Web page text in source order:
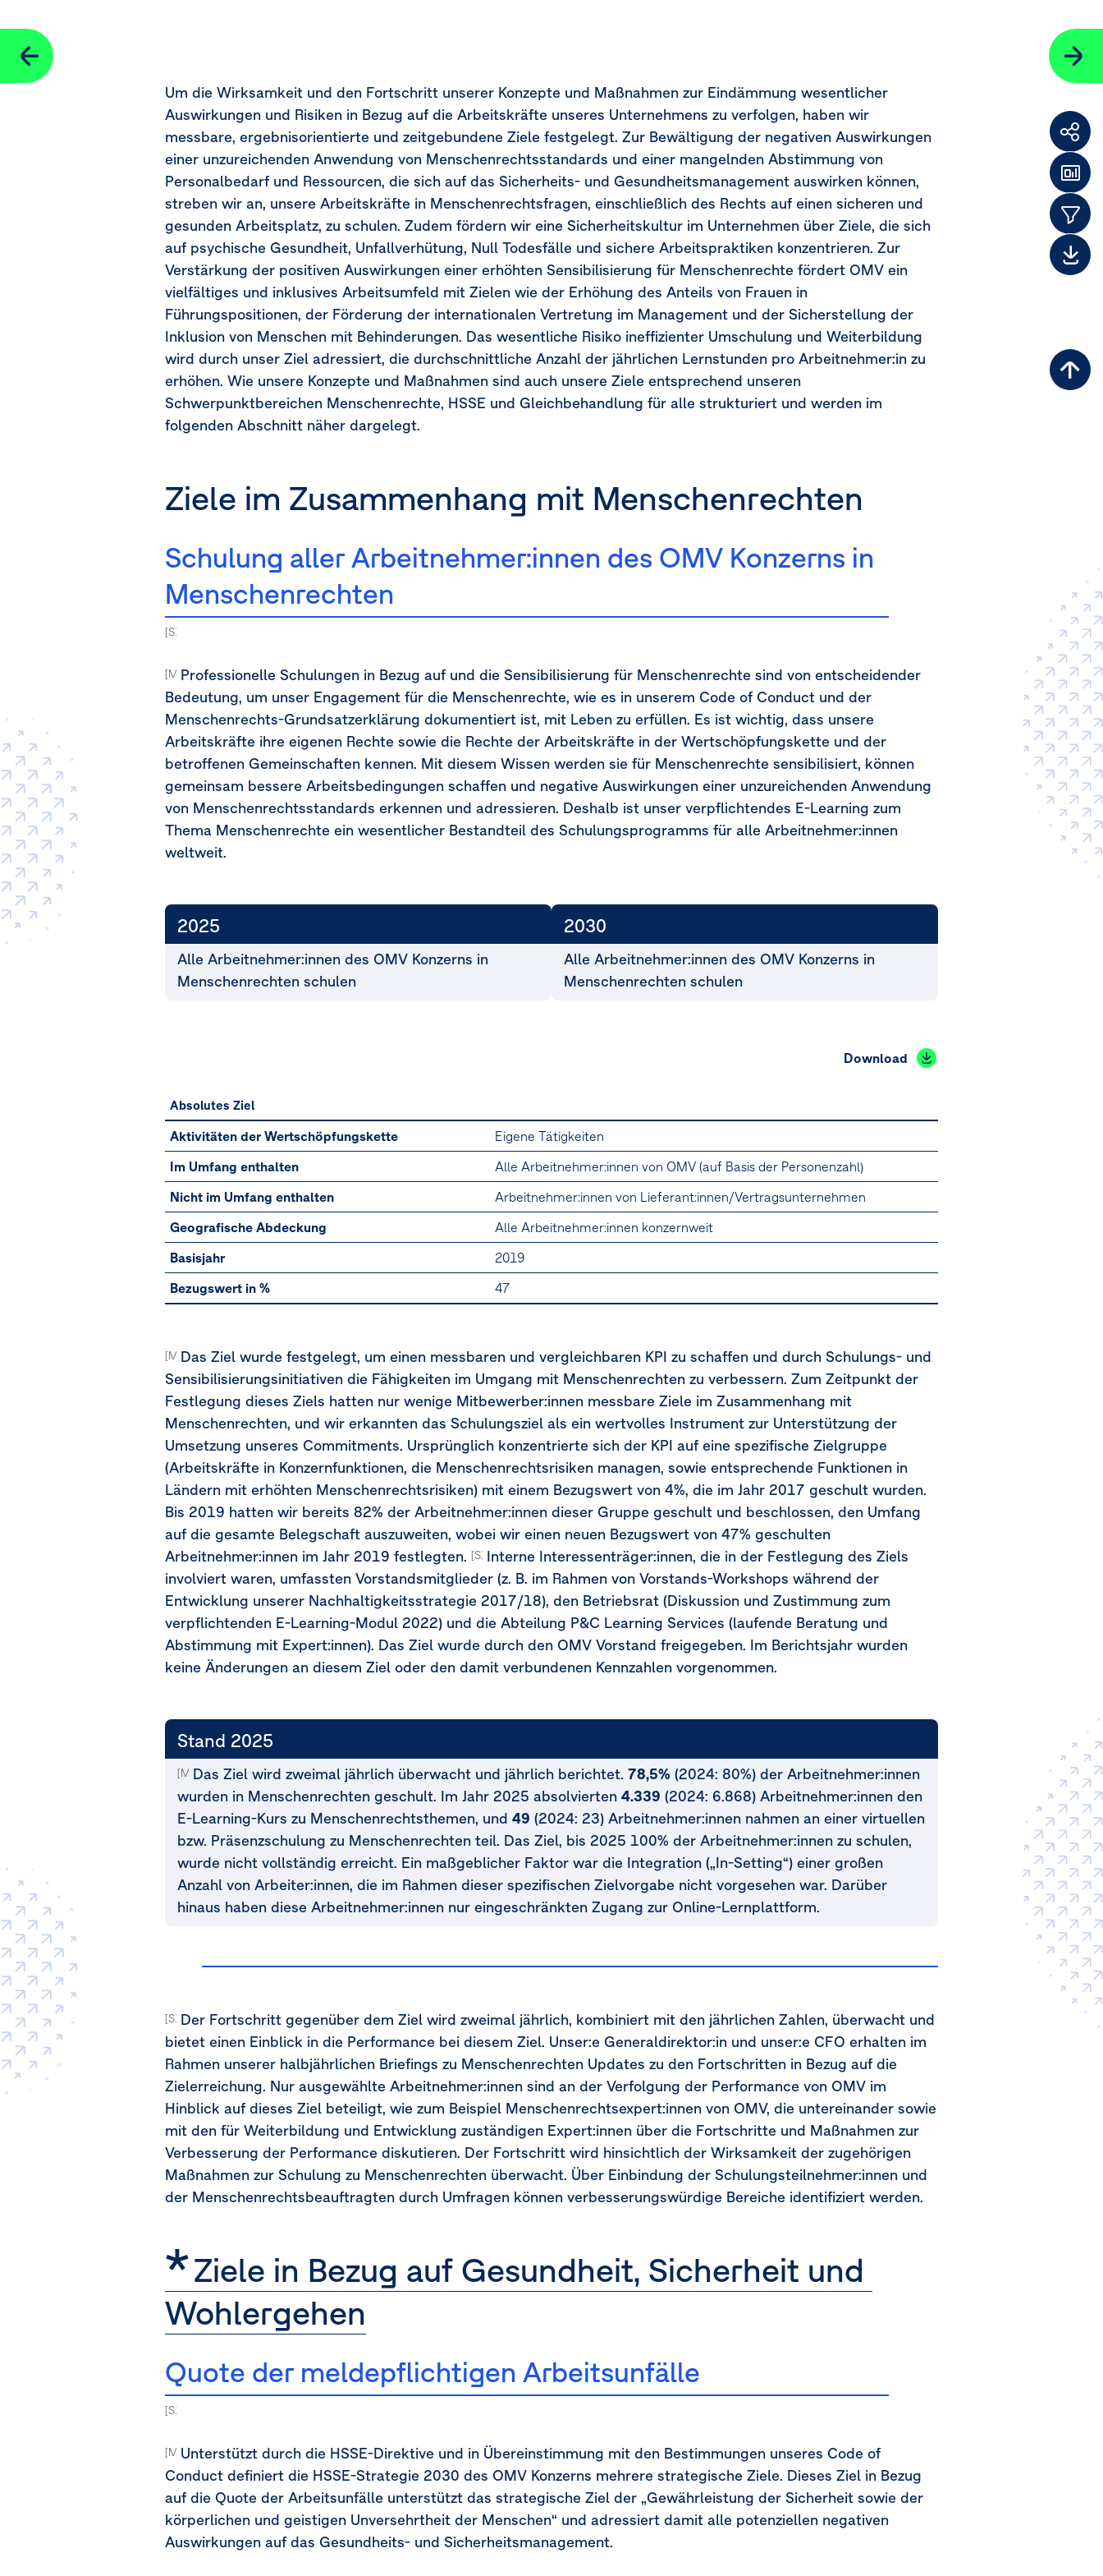
Soziale Absicherung
Menschen mit Behinderungen
Kennzahlen für Weiterbildung und Kompetenzentwicklung
Kennzahlen für Gesundheitsschutz und Sicherheit
Kennzahlen für die Vereinbarkeit von Berufs- und Privatleben
Vergütungskennzahlen (Verdienstunterschiede und Gesamtvergütung)
Vorfälle, Beschwerden und schwerwiegende Auswirkungen im Zusammenhang mit Menschenrechten
Seitennavigation
Um die Wirksamkeit und den Fortschritt unserer Konzepte und Maßnahmen zur Eindämmung wesentlicher
Auswirkungen und Risiken in Bezug auf die Arbeitskräfte unseres Unternehmens zu verfolgen, haben wir
messbare, ergebnisorientierte und zeitgebundene Ziele festgelegt. Zur Bewältigung der negativen Auswirkungen
einer unzureichenden Anwendung von Menschenrechtsstandards und einer mangelnden Abstimmung von
Personalbedarf und Ressourcen, die sich auf das Sicherheits- und Gesundheitsmanagement auswirken können,
streben wir an, unsere Arbeitskräfte in Menschenrechtsfragen, einschließlich des Rechts auf einen sicheren und
gesunden Arbeitsplatz, zu schulen. Zudem fördern wir eine Sicherheitskultur im Unternehmen über Ziele, die sich
auf psychische Gesundheit, Unfallverhütung, Null Todesfälle und sichere Arbeitspraktiken konzentrieren. Zur
Verstärkung der positiven Auswirkungen einer erhöhten Sensibilisierung für Menschenrechte fördert OMV ein
vielfältiges und inklusives Arbeitsumfeld mit Zielen wie der Erhöhung des Anteils von Frauen in
Führungspositionen, der Förderung der internationalen Vertretung im Management und der Sicherstellung der
Inklusion von Menschen mit Behinderungen. Das wesentliche Risiko ineffizienter Umschulung und Weiterbildung
wird durch unser Ziel adressiert, die durchschnittliche Anzahl der jährlichen Lernstunden pro Arbeitnehmer:in zu
erhöhen. Wie unsere Konzepte und Maßnahmen sind auch unsere Ziele entsprechend unseren
Schwerpunktbereichen Menschenrechte, HSSE und Gleichbehandlung für alle strukturiert und werden im
folgenden Abschnitt näher dargelegt.
Ziele im Zusammenhang mit Menschenrechten
Schulung aller Arbeitnehmer:innen des OMV Konzerns in
Menschenrechten
[S1-5.44a, 44b ] [MDR-T-80a-80j]
[MDR-T-80a]
Professionelle Schulungen in Bezug auf und die Sensibilisierung für Menschenrechte sind von entscheidender
Bedeutung, um unser Engagement für die Menschenrechte, wie es in unserem Code of Conduct und der
Menschenrechts-Grundsatzerklärung dokumentiert ist, mit Leben zu erfüllen. Es ist wichtig, dass unsere
Arbeitskräfte ihre eigenen Rechte sowie die Rechte der Arbeitskräfte in der Wertschöpfungskette und der
betroffenen Gemeinschaften kennen. Mit diesem Wissen werden sie für Menschenrechte sensibilisiert, können
gemeinsam bessere Arbeitsbedingungen schaffen und negative Auswirkungen einer unzureichenden Anwendung
von Menschenrechtsstandards erkennen und adressieren. Deshalb ist unser verpflichtendes E-Learning zum
Thema Menschenrechte ein wesentlicher Bestandteil des Schulungsprogramms für alle Arbeitnehmer:innen
weltweit.
2025
Alle Arbeitnehmer:innen des OMV Konzerns in
Menschenrechten schulen
2030
Alle Arbeitnehmer:innen des OMV Konzerns in
Menschenrechten schulen
Download
S1-
5
–
Absolutes
Ziel:
Schulung
aller
des
OMV
Konzerns
in
Menschenrechten
Absolutes Ziel
Aktivitäten der Wertschöpfungskette
Eigene Tätigkeiten
Im Umfang enthalten
Alle Arbeitnehmer:innen von OMV (auf Basis der Personenzahl)
Nicht im Umfang enthalten
Arbeitnehmer:innen von Lieferant:innen/Vertragsunternehmen
Geografische Abdeckung
Alle Arbeitnehmer:innen konzernweit
Basisjahr
2019
Bezugswert in %
47
[MDR-T-80f]
Das Ziel wurde festgelegt, um einen messbaren und vergleichbaren KPI zu schaffen und durch Schulungs- und
Sensibilisierungsinitiativen die Fähigkeiten im Umgang mit Menschenrechten zu verbessern. Zum Zeitpunkt der
Festlegung dieses Ziels hatten nur wenige Mitbewerber:innen messbare Ziele im Zusammenhang mit
Menschenrechten, und wir erkannten das Schulungsziel als ein wertvolles Instrument zur Unterstützung der
Umsetzung unseres Commitments. Ursprünglich konzentrierte sich der KPI auf eine spezifische Zielgruppe
(Arbeitskräfte in Konzernfunktionen, die Menschenrechtsrisiken managen, sowie entsprechende Funktionen in
Ländern mit erhöhten Menschenrechtsrisiken) mit einem Bezugswert von 4%, die im Jahr 2017 geschult wurden.
Bis 2019 hatten wir bereits 82% der Arbeitnehmer:innen dieser Gruppe geschult und beschlossen, den Umfang
auf die gesamte Belegschaft auszuweiten, wobei wir einen neuen Bezugswert von 47% geschulten
Arbeitnehmer:innen im Jahr 2019 festlegten. [S1-5.47a, MDR-T-80h, 80i]
Interne Interessenträger:innen, die in der Festlegung des Ziels
involviert waren, umfassten Vorstandsmitglieder (z. B. im Rahmen von Vorstands-Workshops während der
Entwicklung unserer Nachhaltigkeitsstrategie 2017/18), den Betriebsrat (Diskussion und Zustimmung zum
verpflichtenden E-Learning-Modul 2022) und die Abteilung P&C Learning Services (laufende Beratung und
Abstimmung mit Expert:innen). Das Ziel wurde durch den OMV Vorstand freigegeben. Im Berichtsjahr wurden
keine Änderungen an diesem Ziel oder den damit verbundenen Kennzahlen vorgenommen.
Stand 2025
[MDR-T-80j]
Das Ziel wird zweimal jährlich überwacht und jährlich berichtet. 78,5% (2024: 80%) der Arbeitnehmer:innen
wurden in Menschenrechten geschult. Im Jahr 2025 absolvierten 4.339 (2024: 6.868) Arbeitnehmer:innen den
E-Learning-Kurs zu Menschenrechtsthemen, und 49 (2024: 23) Arbeitnehmer:innen nahmen an einer virtuellen
bzw. Präsenzschulung zu Menschenrechten teil. Das Ziel, bis 2025 100% der Arbeitnehmer:innen zu schulen,
wurde nicht vollständig erreicht. Ein maßgeblicher Faktor war die Integration („In-Setting“) einer großen
Anzahl von Arbeiter:innen, die im Rahmen dieser spezifischen Zielvorgabe nicht vorgesehen war. Darüber
hinaus haben diese Arbeitnehmer:innen nur eingeschränkten Zugang zur Online-Lernplattform.
[S1-47b, 47c]
Der Fortschritt gegenüber dem Ziel wird zweimal jährlich, kombiniert mit den jährlichen Zahlen, überwacht und
bietet einen Einblick in die Performance bei diesem Ziel. Unser:e Generaldirektor:in und unser:e CFO erhalten im
Rahmen unserer halbjährlichen Briefings zu Menschenrechten Updates zu den Fortschritten in Bezug auf die
Zielerreichung. Nur ausgewählte Arbeitnehmer:innen sind an der Verfolgung der Performance von OMV im
Hinblick auf dieses Ziel beteiligt, wie zum Beispiel Menschenrechtsexpert:innen von OMV, die untereinander sowie
mit den für Weiterbildung und Entwicklung zuständigen Expert:innen über die Fortschritte und Maßnahmen zur
Verbesserung der Performance diskutieren. Der Fortschritt wird hinsichtlich der Wirksamkeit der zugehörigen
Maßnahmen zur Schulung zu Menschenrechten überwacht. Über Einbindung der Schulungsteilnehmer:innen und
der Menschenrechtsbeauftragten durch Umfragen können verbesserungswürdige Bereiche identifiziert werden.
Ziele in Bezug auf Gesundheit, Sicherheit und
Wohlergehen
Quote der meldepflichtigen Arbeitsunfälle
[S1-5.44a ] [MDR-T-80a-80j]
[MDR-T-80a]
Unterstützt durch die HSSE-Direktive und in Übereinstimmung mit den Bestimmungen unseres Code of
Conduct definiert die HSSE-Strategie 2030 des OMV Konzerns mehrere strategische Ziele. Dieses Ziel in Bezug
auf die Quote der Arbeitsunfälle unterstützt das strategische Ziel der „Gewährleistung der Sicherheit sowie der
körperlichen und geistigen Unversehrtheit der Menschen“ und adressiert damit alle potenziellen negativen
Auswirkungen auf das Gesundheits- und Sicherheitsmanagement.